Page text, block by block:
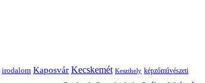
irodalom Kaposvár Kecskemét Keszthely képzőművészeti